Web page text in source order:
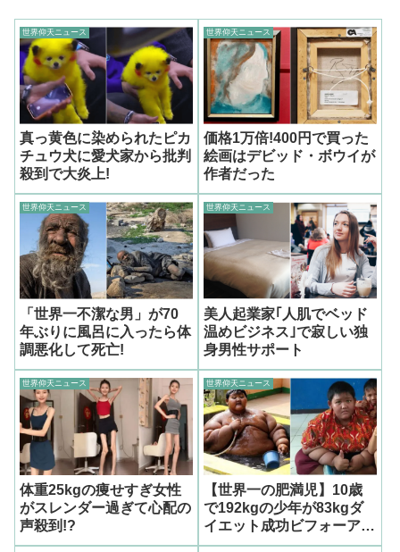
世界仰天ニュース
真っ黄色に染められたピカ
チュウ犬に愛犬家から批判
殺到で大炎上!
世界仰天ニュース
価格1万倍!400円で買った
絵画はデビッド・ボウイが
作者だった
世界仰天ニュース
「世界一不潔な男」が70
年ぶりに風呂に入ったら体
調悪化して死亡!
世界仰天ニュース
美人起業家｢人肌でベッド
温めビジネス｣で寂しい独
身男性サポート
世界仰天ニュース
体重25kgの痩せすぎ女性
がスレンダー過ぎて心配の
声殺到!?
世界仰天ニュース
【世界一の肥満児】10歳
で192kgの少年が83kgダ
イエット成功ビフォーアフ
ター